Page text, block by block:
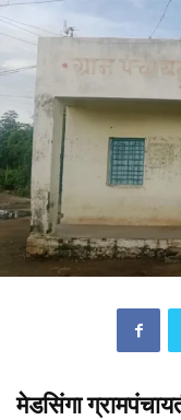
मेडसिंगा